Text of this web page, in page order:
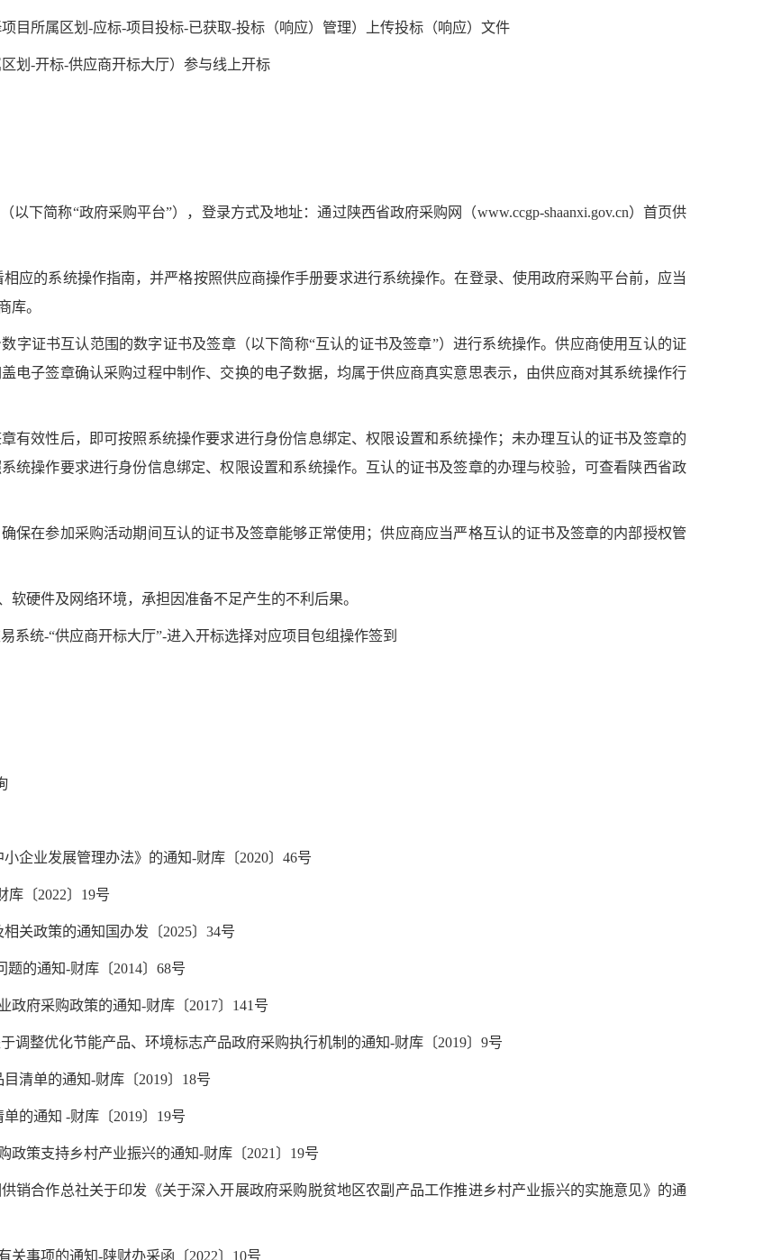
目所属区划-应标-项目投标-已获取-投标（响应）管理）上传投标（响应）文件
划-开标-供应商开标大厅）参与线上开标
下简称“政府采购平台”），登录方式及地址：通过陕西省政府采购网（www.ccgp-shaanxi.gov.cn）首页供
应的系统操作指南，并严格按照供应商操作手册要求进行系统操作。在登录、使用政府采购平台前，应当
库。
字证书互认范围的数字证书及签章（以下简称“互认的证书及签章”）进行系统操作。供应商使用互认的证
电子签章确认采购过程中制作、交换的电子数据，均属于供应商真实意思表示，由供应商对其系统操作行
有效性后，即可按照系统操作要求进行身份信息绑定、权限设置和系统操作；未办理互认的证书及签章的
统操作要求进行身份信息绑定、权限设置和系统操作。互认的证书及签章的办理与校验，可查看陕西省政
保在参加采购活动期间互认的证书及签章能够正常使用；供应商应当严格互认的证书及签章的内部授权管
软硬件及网络环境，承担因准备不足产生的不利后果。
系统-“供应商开标大厅”-进入开标选择对应项目包组操作签到
企业发展管理办法》的通知-财库〔2020〕46号
库〔2022〕19号
关政策的通知国办发〔2025〕34号
题的通知-财库〔2014〕68号
政府采购政策的通知-财库〔2017〕141号
调整优化节能产品、环境标志产品政府采购执行机制的通知-财库〔2019〕9号
清单的通知-财库〔2019〕18号
的通知 -财库〔2019〕19号
政策支持乡村产业振兴的通知-财库〔2021〕19号
销合作总社关于印发《关于深入开展政府采购脱贫地区农副产品工作推进乡村产业振兴的实施意见》的通
关事项的通知-陕财办采函〔2022〕10号